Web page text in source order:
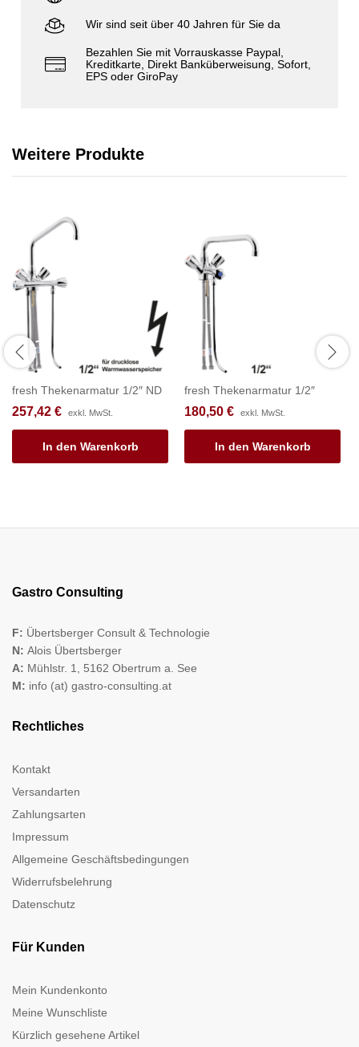
Wir sind seit über 40 Jahren für Sie da
Bezahlen Sie mit Vorrauskasse Paypal,
Kreditkarte, Direkt Banküberweisung, Sofort,
EPS oder GiroPay
Weitere Produkte
fresh Thekenarmatur 1/2″ ND
257,42 € exkl. MwSt.
In den Warenkorb
fresh Thekenarmatur 1/2″
180,50 € exkl. MwSt.
In den Warenkorb
Gastro Consulting
F: Übertsberger Consult & Technologie
N: Alois Übertsberger
A: Mühlstr. 1, 5162 Obertrum a. See
M: info (at) gastro-consulting.at
Rechtliches
Kontakt
Versandarten
Zahlungsarten
Impressum
Allgemeine Geschäftsbedingungen
Widerrufsbelehrung
Datenschutz
Für Kunden
Mein Kundenkonto
Meine Wunschliste
Kürzlich gesehene Artikel